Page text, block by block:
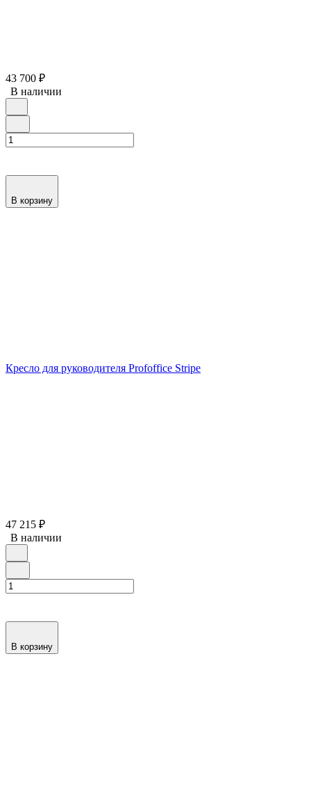
43 700 ₽
В наличии
В корзину
Кресло для руководителя Profoffice Stripe
47 215 ₽
В наличии
В корзину